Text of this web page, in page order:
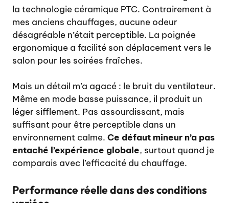
la technologie céramique PTC. Contrairement à
mes anciens chauffages, aucune odeur
désagréable n’était perceptible. La poignée
ergonomique a facilité son déplacement vers le
salon pour les soirées fraîches.
Mais un détail m’a agacé : le bruit du ventilateur.
Même en mode basse puissance, il produit un
léger sifflement. Pas assourdissant, mais
suffisant pour être perceptible dans un
environnement calme. Ce défaut mineur n’a pas
entaché l’expérience globale, surtout quand je
comparais avec l’efficacité du chauffage.
Performance réelle dans des conditions